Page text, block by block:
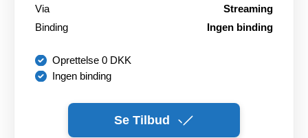
Via
Streaming
Binding
Ingen binding
Oprettelse 0 DKK
Ingen binding
Se Tilbud